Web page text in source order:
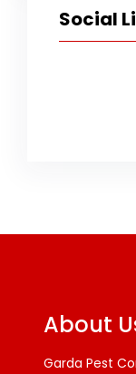
Social
About
Garda Pest